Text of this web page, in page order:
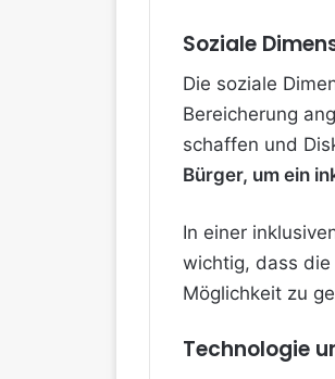
Soziale
Die soziale
Bereicherung
schaffen und
Bürger, um ein
In einer
wichtig, dass
Möglichkeit zu
Technologie